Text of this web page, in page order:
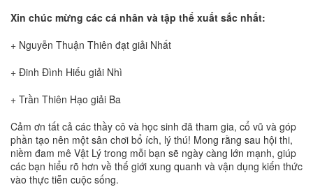
Xin chúc mừng các cá nhân và tập thể xuất sắc nhất:
+ Nguyễn Thuận Thiên đạt giải Nhất
+ Đinh Đình Hiếu giải Nhì
+ Trần Thiên Hạo giải Ba
Cảm ơn tất cả các thầy cô và học sinh đã tham gia, cổ vũ và góp
phần tạo nên một sân chơi bổ ích, lý thú! Mong rằng sau hội thi,
niềm đam mê Vật Lý trong mỗi bạn sẽ ngày càng lớn mạnh, giúp
các bạn hiểu rõ hơn về thế giới xung quanh và vận dụng kiến thức
vào thực tiễn cuộc sống.